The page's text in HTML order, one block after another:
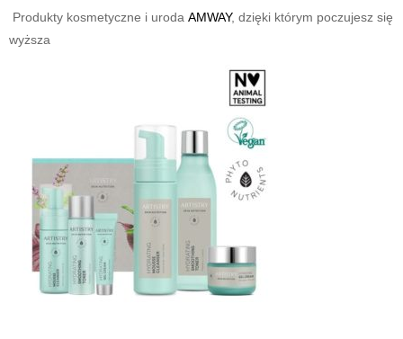
Produkty kosmetyczne i uroda AMWAY, dzięki którym poczujesz się
wyższa